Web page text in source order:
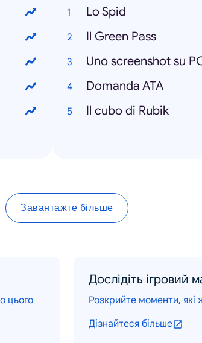
Lo Spid
Il Green Pass
Uno screenshot su
Domanda ATA
Il cubo di Rubik
Завантажте більше
цього
Дослідіть ігровий
Розкрийте моменти, які
Дізнайтеся більше